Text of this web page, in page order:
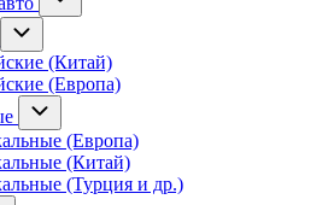
(Китай)
(Европа)
(Европа)
(Китай)
(Турция и др.)